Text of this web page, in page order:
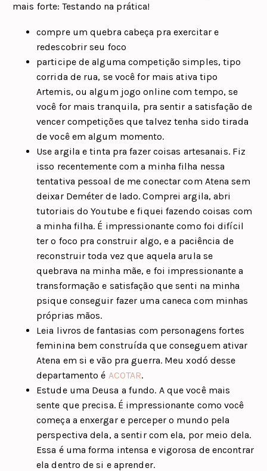
mais forte: Testando na prática!
compre um quebra cabeça pra exercitar e
redescobrir seu foco
participe de alguma competição simples, tipo
corrida de rua, se você for mais ativa tipo
Artemis, ou algum jogo online com tempo, se
você for mais tranquila, pra sentir a satisfação de
vencer competições que talvez tenha sido tirada
de você em algum momento.
Use argila e tinta pra fazer coisas artesanais. Fiz
isso recentemente com a minha filha nessa
tentativa pessoal de me conectar com Atena sem
deixar Deméter de lado. Comprei argila, abri
tutoriais do Youtube e fiquei fazendo coisas com
a minha filha. É impressionante como foi difícil
ter o foco pra construir algo, e a paciência de
reconstruir toda vez que aquela arula se
quebrava na minha mãe, e foi impressionante a
transformação e satisfação que senti na minha
psique conseguir fazer uma caneca com minhas
próprias mãos.
Leia livros de fantasias com personagens fortes
feminina bem construída que conseguem ativar
Atena em si e vão pra guerra. Meu xodó desse
departamento é ACOTAR.
Estude uma Deusa a fundo. A que você mais
sente que precisa. É impressionante como você
começa a enxergar e perceper o mundo pela
perspectiva dela, a sentir com ela, por meio dela.
Essa é uma forma intensa e vigorosa de encontrar
ela dentro de si e aprender.